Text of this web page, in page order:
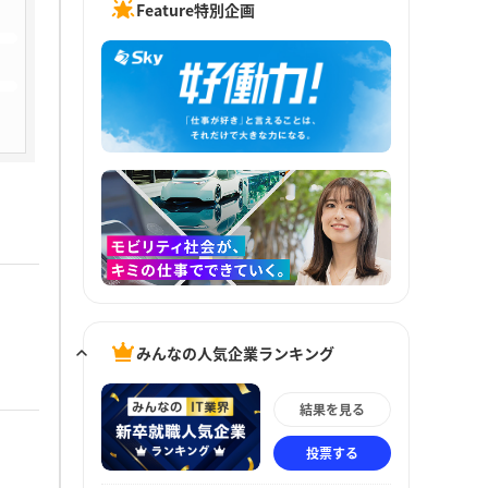
Feature特別企画
みんなの人気企業ランキング
結果を見る
投票する